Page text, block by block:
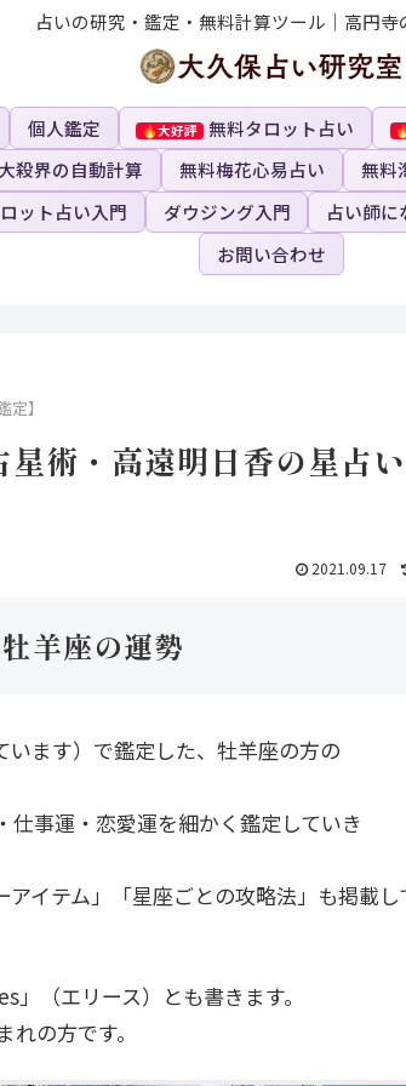
占いの研究・鑑定・無料計算ツール｜高円寺
個人鑑定 無料タロット占い
殺界の自動計算
無料梅花心易占い 無料
ット占い入門
ダウジング入門 占い師に
お問い合わせ
】
術・高遠明日香の星占い
2021.09.17
羊座の運勢
ます）で鑑定した、牡羊座の方の
事運・恋愛運を細かく鑑定していき
イテム」「星座ごとの攻略法」も掲載し
（エリース）とも書きます。
の方です。